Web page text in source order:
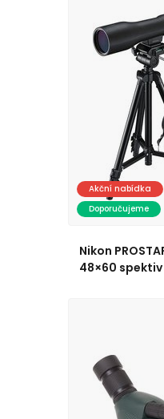
Akční nabídka
Doporučujeme
Nikon
48×60